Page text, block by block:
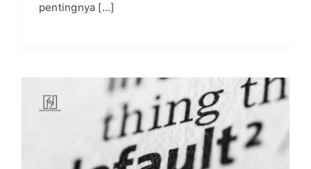
pentingnya [...]